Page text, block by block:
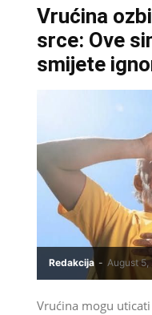
Vrućina
srce: Ove
smijete
Redakcija - August 5,
Vrućina mogu